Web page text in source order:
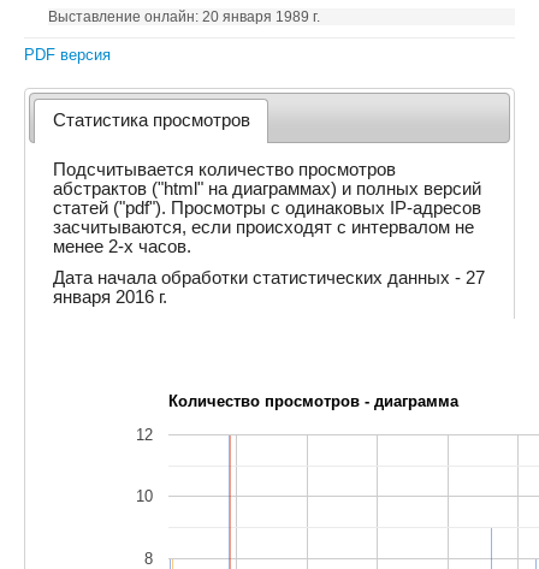
Выставление онлайн: 20 января 1989 г.
PDF версия
Статистика просмотров
Подсчитывается количество просмотров
абстрактов ("html" на диаграммах) и полных версий
статей ("pdf"). Просмотры с одинаковых IP-адресов
засчитываются, если происходят с интервалом не
менее 2-х часов.
Дата начала обработки статистических данных - 27
января 2016 г.
Количество просмотров - диаграмма
8
10
12